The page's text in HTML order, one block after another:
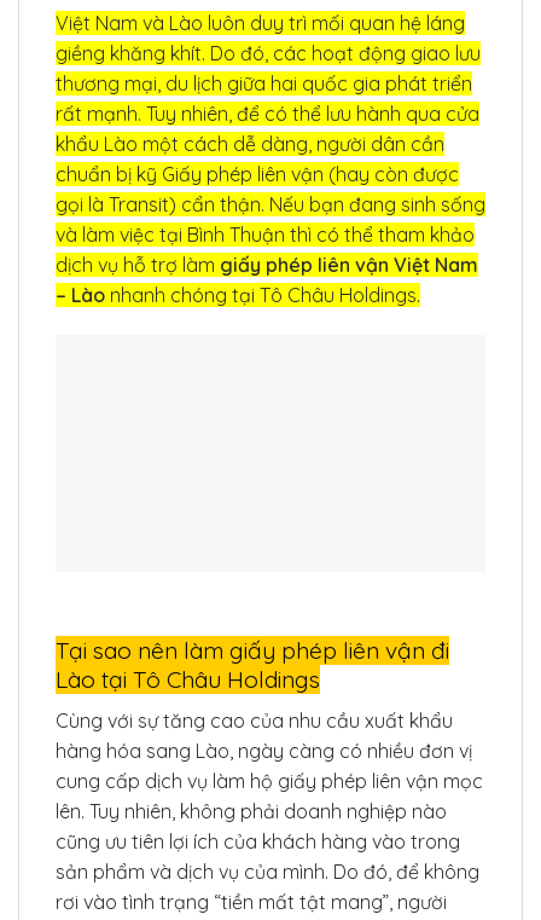
Việt Nam và Lào luôn duy trì mối quan hệ láng
giềng khăng khít. Do đó, các hoạt động giao lưu
thương mại, du lịch giữa hai quốc gia phát triển
rất mạnh. Tuy nhiên, để có thể lưu hành qua cửa
khẩu Lào một cách dễ dàng, người dân cần
chuẩn bị kỹ Giấy phép liên vận (hay còn được
gọi là Transit) cẩn thận. Nếu bạn đang sinh sống
và làm việc tại Bình Thuận thì có thể tham khảo
dịch vụ hỗ trợ làm giấy phép liên vận Việt Nam
– Lào nhanh chóng tại Tô Châu Holdings.
Tại sao nên làm giấy phép liên vận đi
Lào tại Tô Châu Holdings
Cùng với sự tăng cao của nhu cầu xuất khẩu
hàng hóa sang Lào, ngày càng có nhiều đơn vị
cung cấp dịch vụ làm hộ giấy phép liên vận mọc
lên. Tuy nhiên, không phải doanh nghiệp nào
cũng ưu tiên lợi ích của khách hàng vào trong
sản phẩm và dịch vụ của mình. Do đó, để không
rơi vào tình trạng “tiền mất tật mang”, người